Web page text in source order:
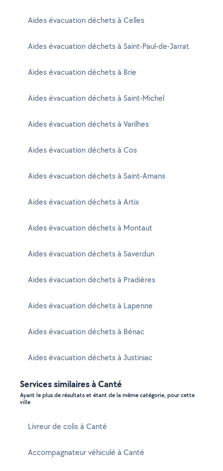
Aides évacuation déchets à Celles
Aides évacuation déchets à Saint-Paul-de-Jarrat
Aides évacuation déchets à Brie
Aides évacuation déchets à Saint-Michel
Aides évacuation déchets à Varilhes
Aides évacuation déchets à Cos
Aides évacuation déchets à Saint-Amans
Aides évacuation déchets à Artix
Aides évacuation déchets à Montaut
Aides évacuation déchets à Saverdun
Aides évacuation déchets à Pradières
Aides évacuation déchets à Lapenne
Aides évacuation déchets à Bénac
Aides évacuation déchets à Justiniac
Services similaires à Canté
Ayant le plus de résultats et étant de la même catégorie, pour cette
ville
Livreur de colis à Canté
Accompagnateur véhiculé à Canté